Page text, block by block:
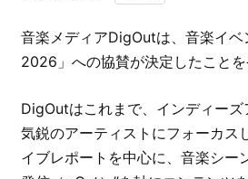
音楽メディアDigOutは、音楽イ
2026」への協賛が決定したことを
DigOutはこれまで、インディー
気鋭のアーティストにフォーカス
イブレポートを中心に、音楽シー